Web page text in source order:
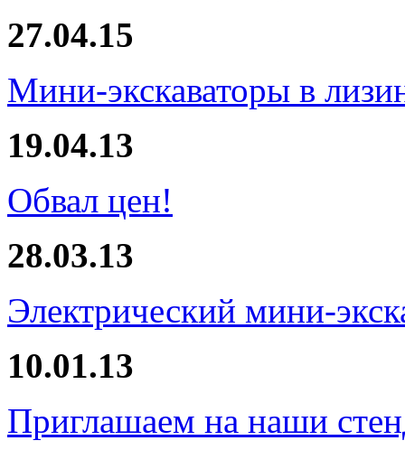
27.04.15
Мини-экскаваторы в
19.04.13
Обвал цен!
28.03.13
Электрический мини-
10.01.13
Приглашаем на наши